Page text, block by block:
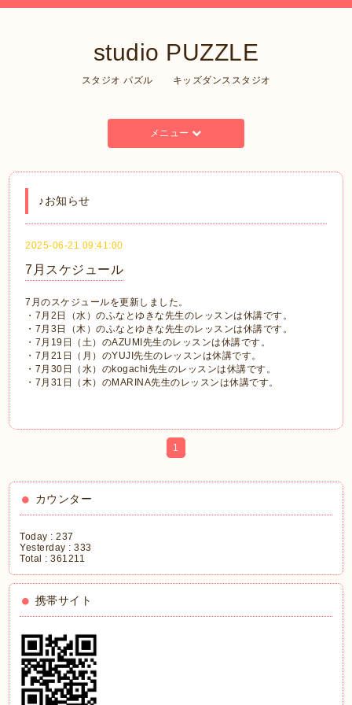
studio PUZZLE
スタジオ パズル キッズダンススタジオ
メニュー
♪お知らせ
2025-06-21 09:41:00
7月スケジュール
7月のスケジュールを更新しました。
・7月2日（水）のふなとゆきな先生のレッスンは休講です。
・7月3日（木）のふなとゆきな先生のレッスンは休講です。
・7月19日（土）のAZUMI先生のレッスンは休講です。
・7月21日（月）のYUJI先生のレッスンは休講です。
・7月30日（水）のkogachi先生のレッスンは休講です。
・7月31日（木）のMARINA先生のレッスンは休講です。
1
カウンター
Today :237
Yesterday :333
Total :361211
携帯サイト